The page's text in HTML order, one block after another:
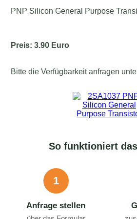
PNP Silicon General Purpose
Preis: 3.90 Euro
Bitte die Verfügbarkeit anfragen
So funktioniert
1
Anfrage stellen